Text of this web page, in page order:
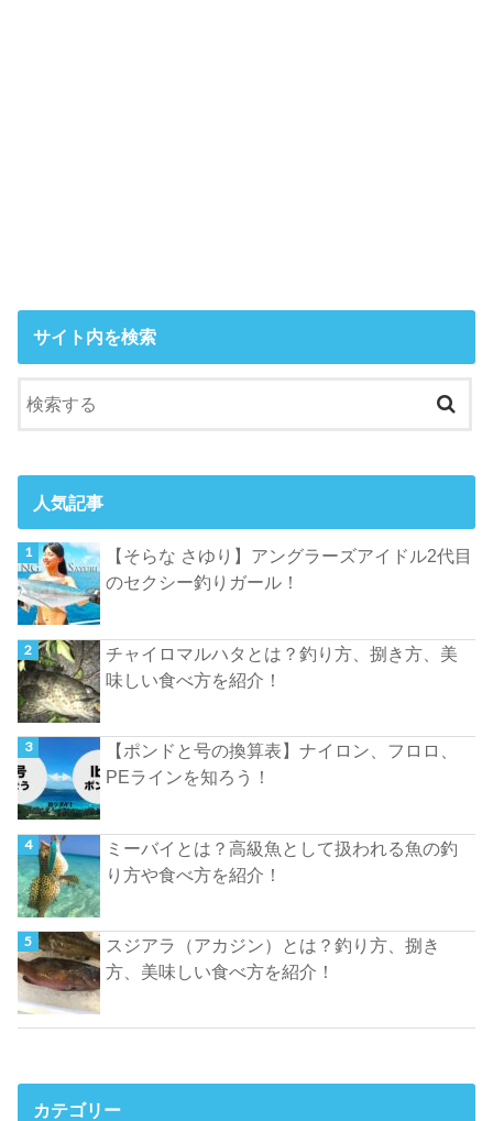
サイト内を検索
人気記事
【そらな さゆり】アングラーズアイドル2代目
のセクシー釣りガール！
チャイロマルハタとは？釣り方、捌き方、美
味しい食べ方を紹介！
【ポンドと号の換算表】ナイロン、フロロ、
PEラインを知ろう！
ミーバイとは？高級魚として扱われる魚の釣
り方や食べ方を紹介！
スジアラ（アカジン）とは？釣り方、捌き
方、美味しい食べ方を紹介！
カテゴリー